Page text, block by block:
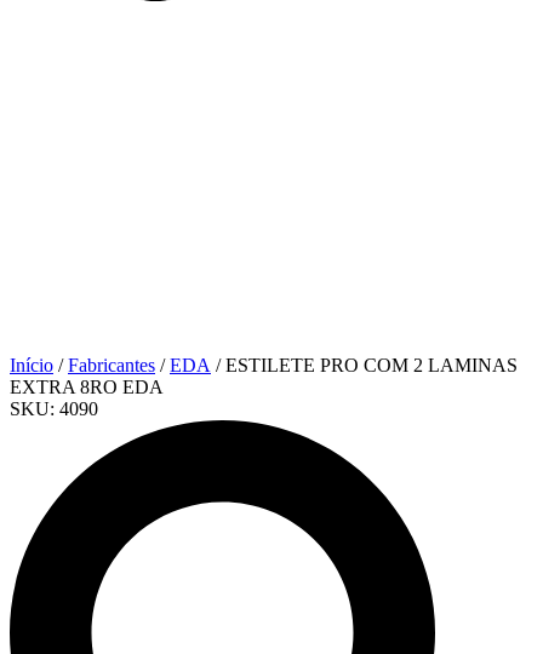
Início /Fabricantes /EDA / ESTILETE PRO COM 2 LAMINAS
EXTRA 8RO EDA
SKU: 4090